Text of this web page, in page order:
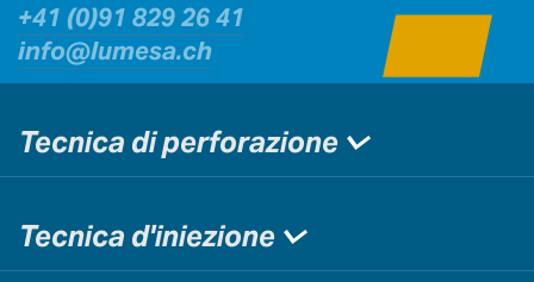
+41 (0)91 829 26 41
info@lumesa.ch
Tecnica di perforazione
Tecnica d'iniezione